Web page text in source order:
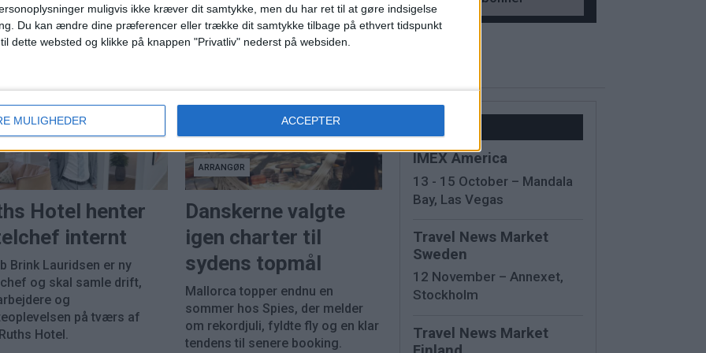
muligvis ikke kræver dit samtykke, men du har ret til at gøre indsigelse
Du kan ændre dine præferencer eller trække dit samtykke tilbage på ethvert tidspunkt
dette websted og klikke på knappen "Privatliv" nederst på websiden.
MULIGHEDER ACCEPTER
på Kastrup - kan
Hotel henter
internt
Brink Lauridsen er ny
og skal samle drift,
og
på tværs af
Hotel.
ARRANGØR
Danskerne valgte
igen charter til
sydens topmål
Mallorca topper endnu en
sommer hos Spies, der melder
om rekordjuli, fyldte fly og en klar
tendens til senere booking.
IMEX America
13 - 15 October – Mandala
Bay, Las Vegas
Travel News Market
Sweden
12 November – Annexet,
Stockholm
Travel News Market